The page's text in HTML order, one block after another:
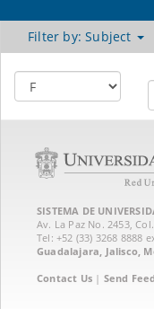
Filter by: Subject
SISTEMA DE
Av. La Paz No. 2453,
Tel:
Guadalajara, Jalisco,
Contact Us | Send